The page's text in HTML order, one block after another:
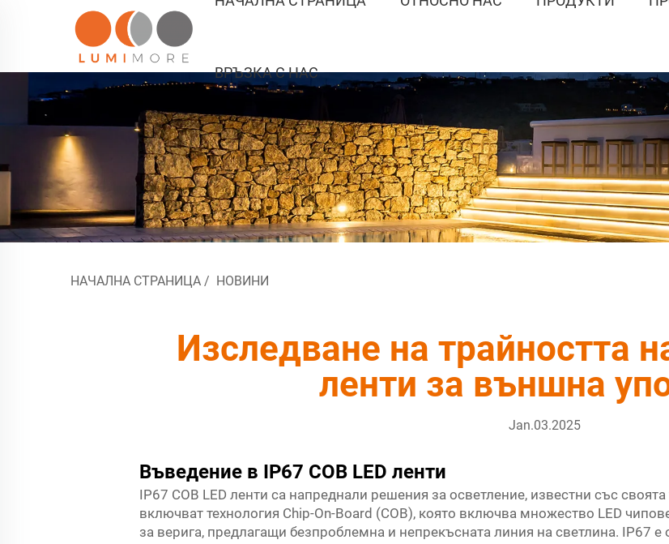
ВРЪЗКА С НАС
НАЧАЛНА СТРАНИЦА / НОВИНИ
Изследване на трайността
ленти за външна
Jan.03.2025
Въведение в IP67 COB LED ленти
IP67 COB LED ленти са напреднали решения за осветление, известни със
включват технология Chip-On-Board (COB), която включва множество LED
за верига, предлагащи безпроблемна и непрекъсната линия на светлина. IP67